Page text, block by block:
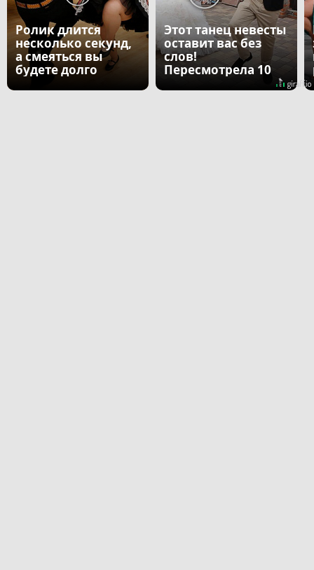
Ролик длится
несколько секунд,
а смеяться вы
будете долго
Этот танец невесты
оставит вас без
слов!
Пересмотрела 10